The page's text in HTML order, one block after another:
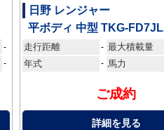
-
-
日野 レンジャー
平ボディ 中型 TKG-
走行距離 - 最大積載量
年式 - 馬力
ご成約
詳細を見る